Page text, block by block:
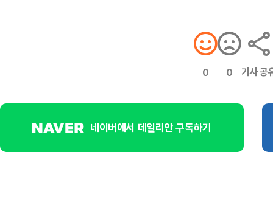
0 0 기사 공
네이버에서 데일리안 구독하기